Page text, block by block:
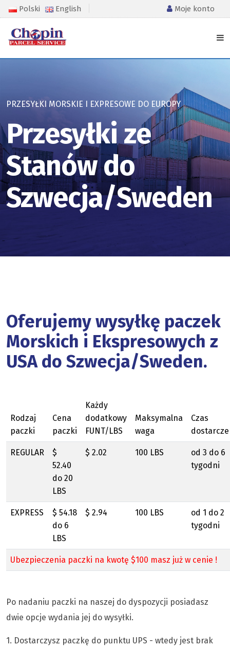
Polski English Moje konto
PRZESYŁKI MORSKIE I EXPRESOWE DO EUROPY
Przesyłki ze
Stanów do
Szwecja/Sweden
Oferujemy wysyłkę paczek
Morskich i Ekspresowych z
USA do Szwecja/Sweden.
Rodzaj
paczki
Cena
paczki
Każdy
dodatkowy
FUNT/LBS
Maksymalna
waga
Czas
REGULAR
$
52.40
do 20
LBS
$ 2.02 100 LBS
od 3 do 6
tygodni
EXPRESS
$ 54.18
do 6
LBS
$ 2.94 100 LBS
od 1 do 2
tygodni
Ubezpieczenia paczki na kwotę $100 masz już w cenie !
Po nadaniu paczki na naszej do dyspozycji posiadasz
dwie opcje wydania jej do wysyłki.
1. Dostarczysz paczkę do punktu UPS - wtedy jest brak